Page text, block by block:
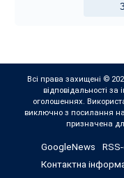
Всі права захищені ©
відповідальності
оголошеннях.
виключно з посилання
призначена
GoogleNews
Контактна